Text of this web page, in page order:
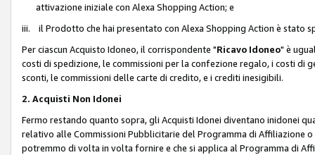
attivazione iniziale con Alexa Shopping Action; e
iii. il Prodotto che hai presentato con Alexa Shopping Action è stato
Per ciascun Acquisto Idoneo, il corrispondente "Ricavo Idoneo" è
costi di spedizione, le commissioni per la confezione regalo, i costi di
sconti, le commissioni delle carte di credito, e i crediti inesigibili.
2. Acquisti Non Idonei
Fermo restando quanto sopra, gli Acquisti Idonei diventano inidonei
relativo alle Commissioni Pubblicitarie del Programma di Affiliazione
potremmo di volta in volta fornire e che si applica al Programma di